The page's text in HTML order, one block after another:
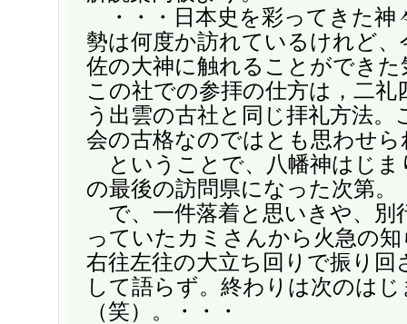
・・・日本史を彩ってきた神
勢は何度か訪れているけれど
佐の大神に触れることができ
この社での参拝の仕方は，二礼
う出雲の古社と同じ拝礼方法。
会の古格なのではとも思わせら
ということで、八幡神はじま
の最後の訪問県になった次第。
で、一件落着と思いきや、別
っていたカミさんから火急の
右往左往の大立ち回りで振り回
して語らず。終わりは次のはじ
（笑）。・・・